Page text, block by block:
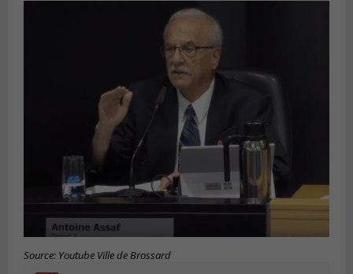
Source: Youtube Ville de Brossard